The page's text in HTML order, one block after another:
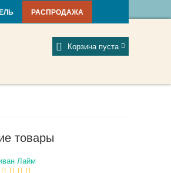
Мой профиль
Отзывы
Корзина пуста
РАСПРОДАЖА
товары
Лайм